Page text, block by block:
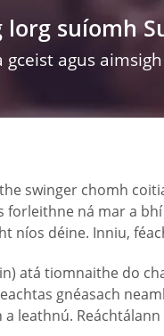
lorg suíomh
gceist agus
swinger chomh
forleithne ná mar a
níos déine. Inniu,
atá tiomnaithe do
gnéasach
leathnú.